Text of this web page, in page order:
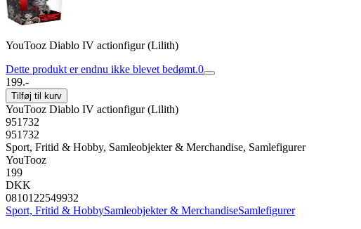
YouTooz Diablo IV actionfigur (Lilith)
Dette produkt er endnu ikke blevet bedømt.0
199.-
Tilføj til kurv
YouTooz Diablo IV actionfigur (Lilith)
951732
951732
Sport, Fritid & Hobby, Samleobjekter & Merchandise, Samlefigurer
YouTooz
199
DKK
0810122549932
Sport, Fritid & HobbySamleobjekter & MerchandiseSamlefigurer